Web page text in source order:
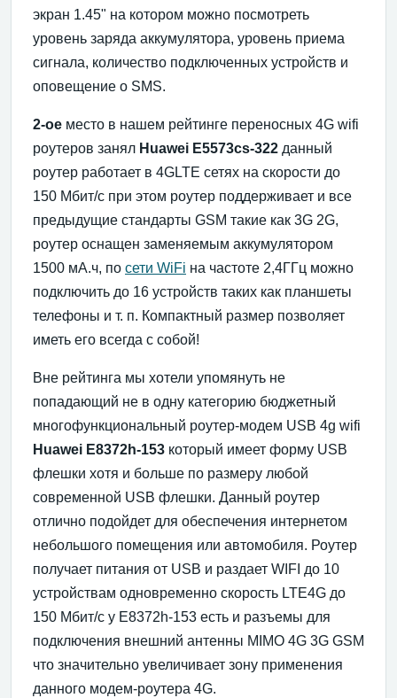
экран 1.45" на котором можно посмотреть
уровень заряда аккумулятора, уровень приема
сигнала, количество подключенных устройств и
оповещение о SMS.
2-ое место в нашем рейтинге переносных 4G wifi
роутеров занял Huawei E5573cs-322 данный
роутер работает в 4GLTE сетях на скорости до
150 Мбит/с при этом роутер поддерживает и все
предыдущие стандарты GSM такие как 3G 2G,
роутер оснащен заменяемым аккумулятором
1500 мА.ч, по сети WiFi на частоте 2,4ГГц можно
подключить до 16 устройств таких как планшеты
телефоны и т. п. Компактный размер позволяет
иметь его всегда с собой!
Вне рейтинга мы хотели упомянуть не
попадающий не в одну категорию бюджетный
многофункциональный роутер-модем USB 4g wifi
Huawei E8372h-153 который имеет форму USB
флешки хотя и больше по размеру любой
современной USB флешки. Данный роутер
отлично подойдет для обеспечения интернетом
небольшого помещения или автомобиля. Роутер
получает питания от USB и раздает WIFI до 10
устройствам одновременно скорость LTE4G до
150 Мбит/с у E8372h-153 есть и разъемы для
подключения внешний антенны MIMO 4G 3G GSM
что значительно увеличивает зону применения
данного модем-роутера 4G.